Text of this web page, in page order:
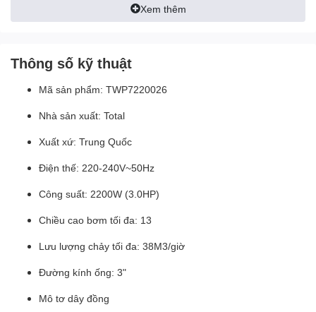
Xem thêm
Thông số kỹ thuật
Mã sản phẩm: TWP7220026
Nhà sản xuất: Total
Xuất xứ: Trung Quốc
Điện thế: 220-240V~50Hz
Công suất: 2200W (3.0HP)
Chiều cao bơm tối đa: 13
Lưu lượng chảy tối đa: 38M3/giờ
Đường kính ống: 3"
Mô tơ dây đồng